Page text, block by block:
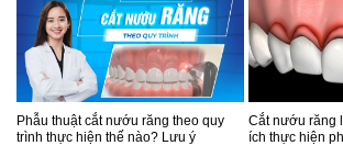
Phẫu thuật cắt nướu răng theo quy
trình thực hiện thế nào? Lưu ý
Cắt nướu răng
ích thực hiện